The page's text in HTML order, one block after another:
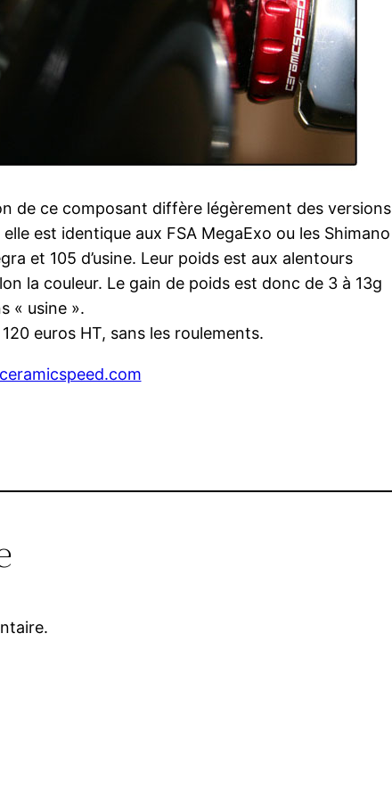
de ce composant diffère légèrement des versions
elle est identique aux FSA MegaExo ou les Shimano
et 105 d’usine. Leur poids est aux alentours
la couleur. Le gain de poids est donc de 3 à 13g
« usine ».
euros HT, sans les roulements.